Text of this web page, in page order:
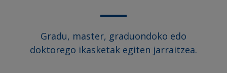
Gradu, master, graduondoko edo
doktorego ikasketak egiten jarraitzea.